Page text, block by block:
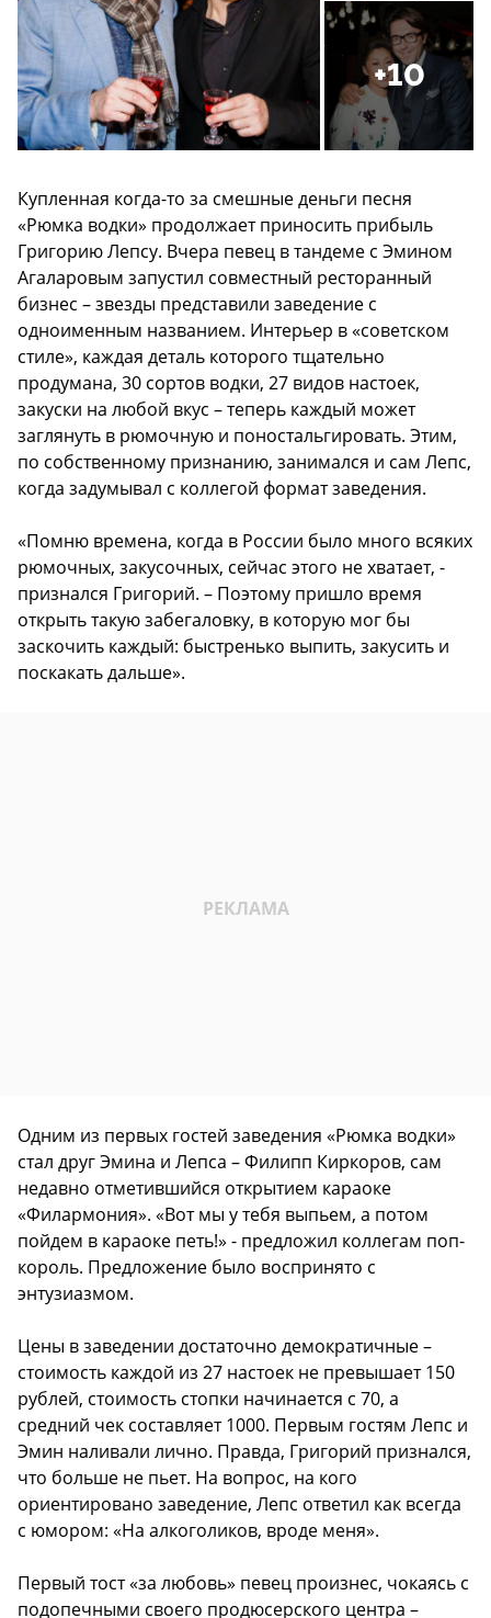
+10
Купленная когда-то за смешные деньги песня
«Рюмка водки» продолжает приносить прибыль
Григорию Лепсу. Вчера певец в тандеме с Эмином
Агаларовым запустил совместный ресторанный
бизнес – звезды представили заведение с
одноименным названием. Интерьер в «советском
стиле», каждая деталь которого тщательно
продумана, 30 сортов водки, 27 видов настоек,
закуски на любой вкус – теперь каждый может
заглянуть в рюмочную и поностальгировать. Этим,
по собственному признанию, занимался и сам Лепс,
когда задумывал с коллегой формат заведения.
«Помню времена, когда в России было много всяких
рюмочных, закусочных, сейчас этого не хватает, -
признался Григорий. – Поэтому пришло время
открыть такую забегаловку, в которую мог бы
заскочить каждый: быстренько выпить, закусить и
поскакать дальше».
Одним из первых гостей заведения «Рюмка водки»
стал друг Эмина и Лепса – Филипп Киркоров, сам
недавно отметившийся открытием караоке
«Филармония». «Вот мы у тебя выпьем, а потом
пойдем в караоке петь!» - предложил коллегам поп-
король. Предложение было воспринято с
энтузиазмом.
Цены в заведении достаточно демократичные –
стоимость каждой из 27 настоек не превышает 150
рублей, стоимость стопки начинается с 70, а
средний чек составляет 1000. Первым гостям Лепс и
Эмин наливали лично. Правда, Григорий признался,
что больше не пьет. На вопрос, на кого
ориентировано заведение, Лепс ответил как всегда
с юмором: «На алкоголиков, вроде меня».
Первый тост «за любовь» певец произнес, чокаясь с
подопечными своего продюсерского центра –